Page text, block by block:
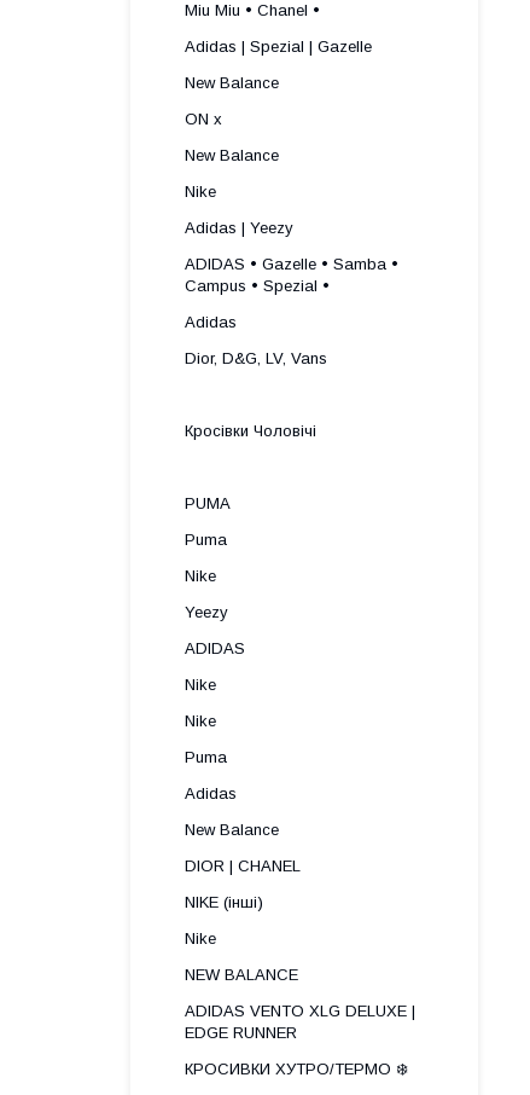
Miu Miu • Chanel •
Adidas | Spezial | Gazelle
New Balance
ON x
New Balance
Nike
Adidas | Yeezy
ADIDAS • Gazelle • Samba •
Campus • Spezial •
Adidas
Dior, D&G, LV, Vans
Кросівки Чоловічі
PUMA
Puma
Nike
Yeezy
ADIDAS
Nike
Nike
Puma
Adidas
New Balance
DIOR | CHANEL
NIKE (інші)
Nike
NEW BALANCE
ADIDAS VENTO XLG DELUXE |
EDGE RUNNER
КРОСИВКИ ХУТРО/ТЕРМО ❄️